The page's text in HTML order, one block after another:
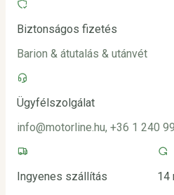
Biztonságos fizetés
Barion & átutalás & utánvét
Ügyfélszolgálat
info@motorline.hu, +36 1 240
Ingyenes szállítás
14